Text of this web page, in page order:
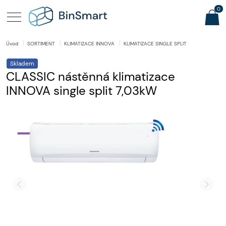
Úvod SORTIMENT KLIMATIZACE INNOVA KLIMATIZACE SINGLE SPLIT
Skladem
CLASSIC nástěnná klimatizace
INNOVA single split 7,03kW
0